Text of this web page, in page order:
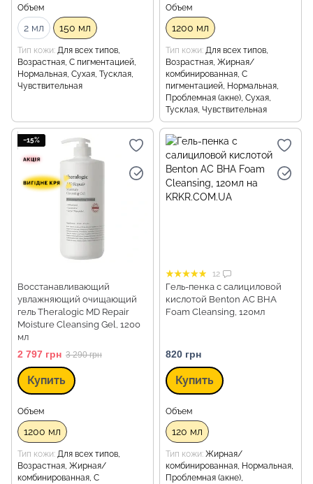
Объем
2 мл 150 мл
Тип кожи Для всех типов,
Возрастная, С пигментацией,
Нормальная, Сухая, Тусклая,
Чувствительная
Объем
1200 мл
Тип кожи Для всех типов,
Возрастная, Жирная/
комбинированная, С
пигментацией, Нормальная,
Проблемная (акне), Сухая,
Тусклая, Чувствительная
−15%
Восстанавливающий
увлажняющий очищающий
гель Theralogic MD Repair
Moisture Cleansing Gel, 1200
мл
2 797 грн 3 290 грн
Купить
Объем
1200 мл
Тип кожи Для всех типов,
Возрастная, Жирная/
комбинированная, С
12
Гель-пенка с салициловой
кислотой Benton AC BHA
Foam Cleansing, 120мл
820 грн
Купить
Объем
120 мл
Тип кожи Жирная/
комбинированная, Нормальная,
Проблемная (акне),